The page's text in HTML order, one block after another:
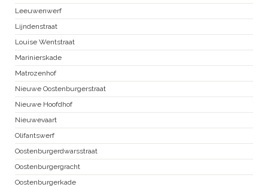
Leeuwenwerf
Lijndenstraat
Louise Wentstraat
Marinierskade
Matrozenhof
Nieuwe Oostenburgerstraat
Nieuwe Hoofdhof
Nieuwevaart
Olifantswerf
Oostenburgerdwarsstraat
Oostenburgergracht
Oostenburgerkade